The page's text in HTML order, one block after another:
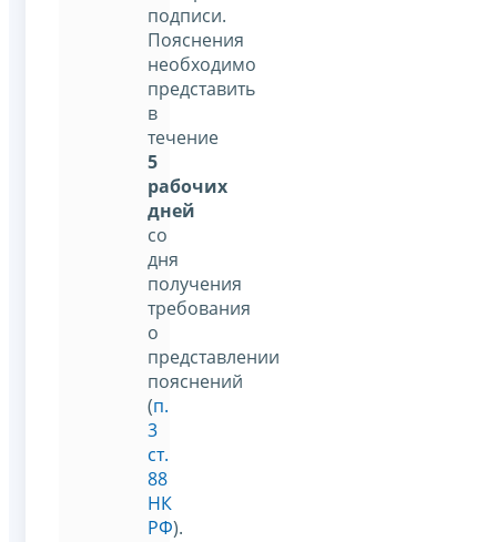
подписи.
Пояснения
необходимо
представить
в
течение
5
рабочих
дней
со
дня
получения
требования
о
представлении
пояснений
(п.
3
ст.
88
НК
РФ).